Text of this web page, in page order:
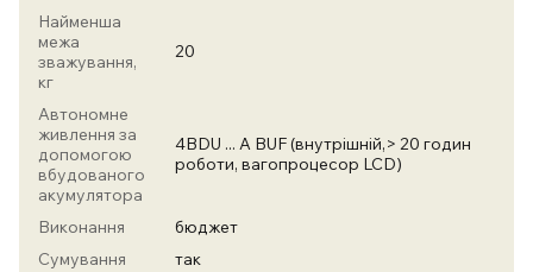
Найменша
межа
зважування,
кг
20
Автономне
живлення за
допомогою
вбудованого
акумулятора
4BDU ... A BUF (внутрішній,> 20 годин
роботи, вагопроцесор LCD)
Виконання
бюджет
Сумування
так